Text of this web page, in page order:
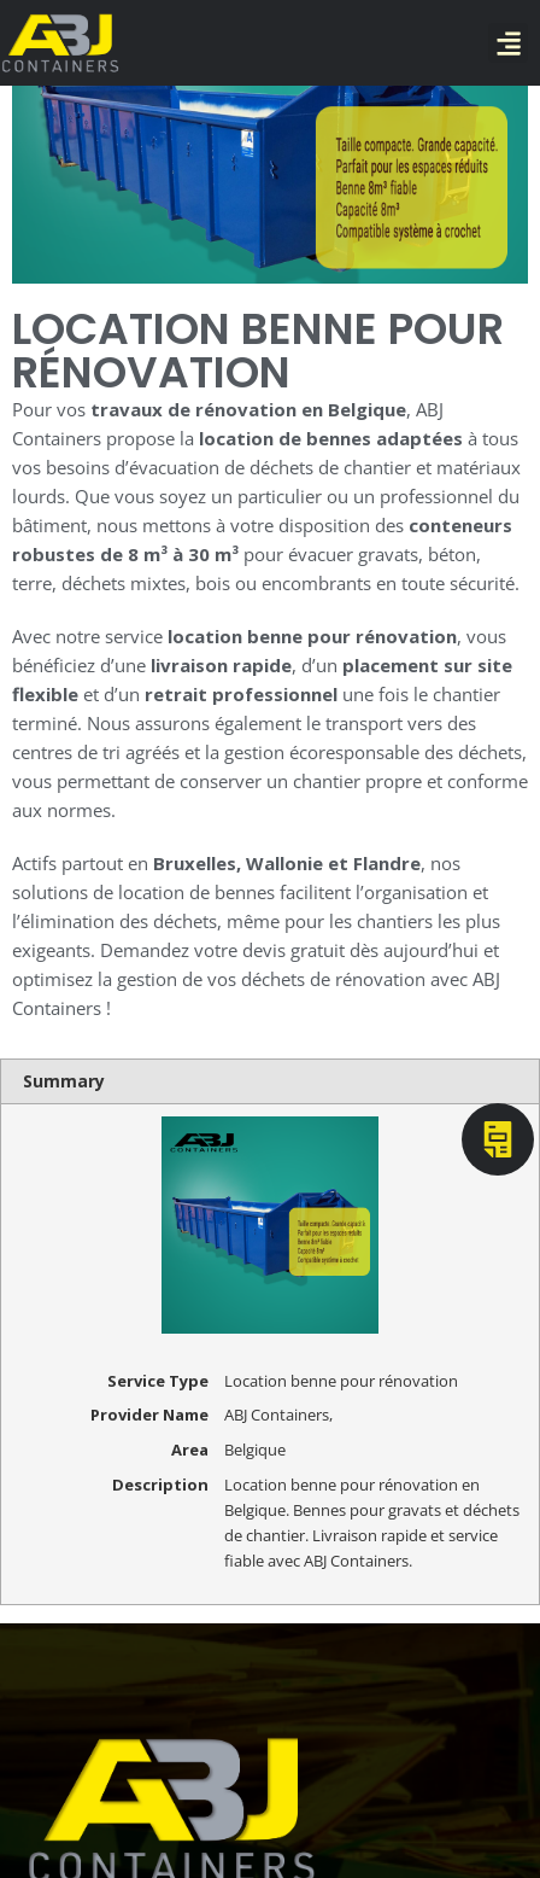
LOCATION BENNE POUR
RÉNOVATION
Pour vos travaux de rénovation en Belgique, ABJ
Containers propose la location de bennes adaptées à tous
vos besoins d’évacuation de déchets de chantier et matériaux
lourds. Que vous soyez un particulier ou un professionnel du
bâtiment, nous mettons à votre disposition des conteneurs
robustes de 8 m³ à 30 m³ pour évacuer gravats, béton,
terre, déchets mixtes, bois ou encombrants en toute sécurité.
Avec notre service location benne pour rénovation, vous
bénéficiez d’une livraison rapide, d’un placement sur site
flexible et d’un retrait professionnel une fois le chantier
terminé. Nous assurons également le transport vers des
centres de tri agréés et la gestion écoresponsable des déchets,
vous permettant de conserver un chantier propre et conforme
aux normes.
Actifs partout en Bruxelles, Wallonie et Flandre, nos
solutions de location de bennes facilitent l’organisation et
l’élimination des déchets, même pour les chantiers les plus
exigeants. Demandez votre devis gratuit dès aujourd’hui et
optimisez la gestion de vos déchets de rénovation avec ABJ
Containers !
Summary
Service Type
Location benne pour rénovation
Provider Name
ABJ Containers,
Area
Belgique
Description
Location benne pour rénovation en
Belgique. Bennes pour gravats et déchets
de chantier. Livraison rapide et service
fiable avec ABJ Containers.